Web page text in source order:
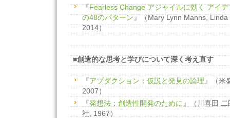
『Fearless Change アジャイルに効く アイ
の48のパターン』（Mary Lynn Manns,
2014）
■創造的な思考と学びについて深く考え直す
『アブダクション：仮説と発見の論理』（米
2007）
『発想法：創造性開発のために』（川喜田
社, 1967）